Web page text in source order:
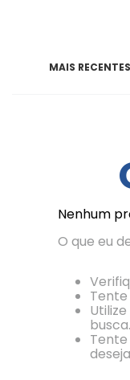
MAIS RECENTES
Nenhum
O que eu
busca.